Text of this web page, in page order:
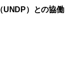
UNDP）との協働